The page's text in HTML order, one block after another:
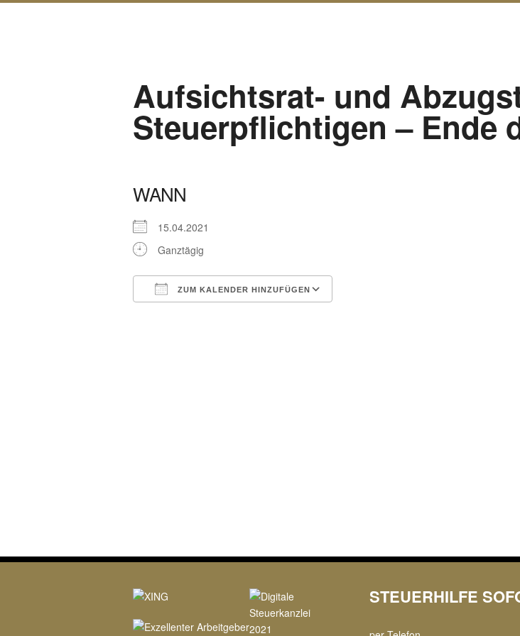
Aufsichtsrat- und
Steuerpflichtigen – Ende
WANN
15.04.2021
Ganztägig
ZUM KALENDER HINZUFÜGEN
STEUERHILFE